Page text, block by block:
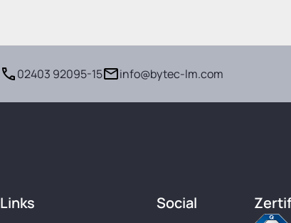
02403 92095-15 info@bytec-lm.com
Links Social